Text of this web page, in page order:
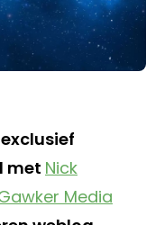
met Nick
Media